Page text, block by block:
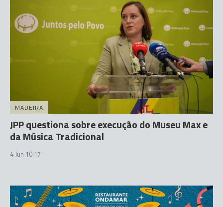
MADEIRA
JPP questiona sobre execução do Museu Max e
da Música Tradicional
4 Jun 10:17